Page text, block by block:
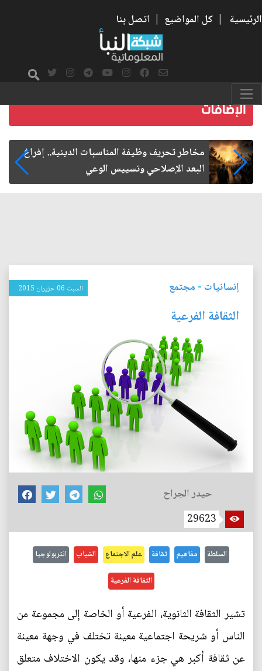
الرئيسية | كل المواضيع | اتصل بنا
زيارة الأربعين.. من الفاعلية المجتمعية إلى المواطنة
الفاعلة
إنسانيات - مجتمع السبت 06 حزيران 2015
الثقافة الفرعية
حيدر الجراح
29623
السلطة مفاهيم ثقافة علم الاجتماع الشباب انثربولوجيا
الثقافة الفرعية
تشير الثقافة الثانوية، الفرعية أو الخاصة إلى مجموعة من
الناس أو شريحة اجتماعية معينة تختلف في وجهة معينة
عن ثقافة أكبر هي جزء منها، وقد يكون الاختلاف متعلق